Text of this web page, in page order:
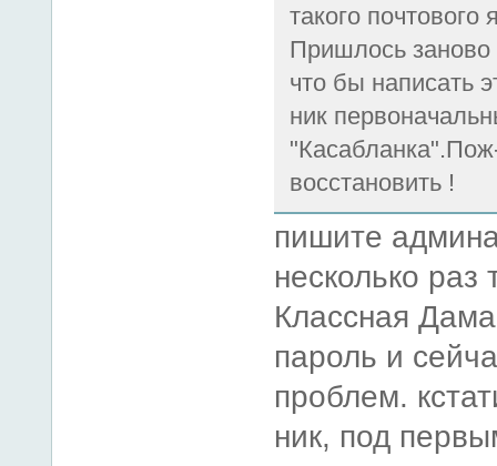
такого почтового
Пришлось заново
что бы написать
ник
восстановить !
пишите
несколько раз
Классная
пароль и
проблем.
ник, под